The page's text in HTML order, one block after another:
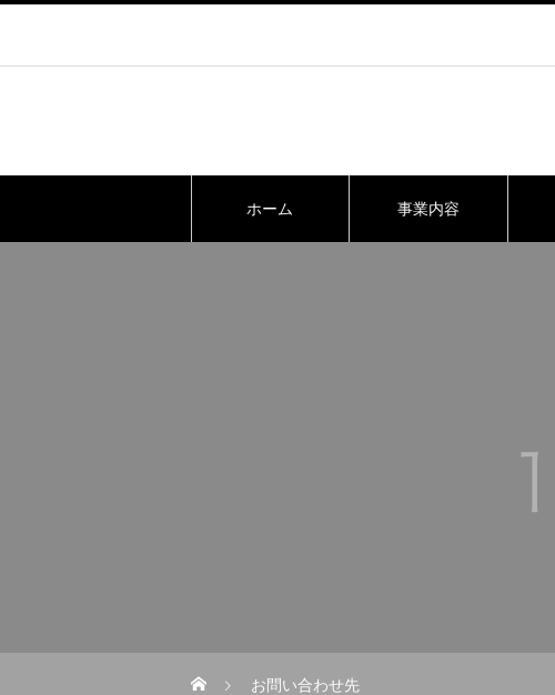
ホーム 事業内容
お問い合わせ先